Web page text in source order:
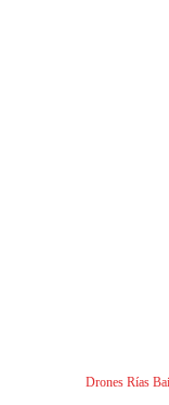
Drones Rías